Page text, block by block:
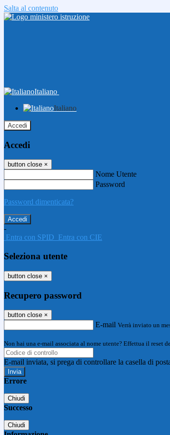
Salta al contenuto
Italiano
Italiano
Accedi
Accedi
button close ×
Nome Utente
Password
Password dimenticata?
-
Entra con SPID Entra con CIE
Seleziona utente
button close ×
Recupero password
button close ×
E-mail Verrà inviato un
Non hai una e-mail associata al nome utente? Effettua il reset
E-mail inviata, si prega di controllare la casella di
Errore
Chiudi
Successo
Chiudi